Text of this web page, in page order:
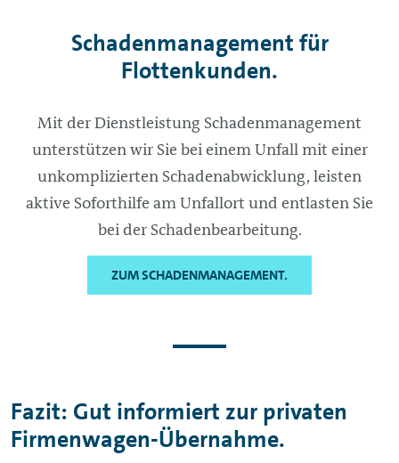
Schadenmanagement für
Flottenkunden.
Mit der Dienstleistung Schadenmanagement
unterstützen wir Sie bei einem Unfall mit einer
unkomplizierten Schadenabwicklung, leisten
aktive Soforthilfe am Unfallort und entlasten Sie
bei der Schadenbearbeitung.
ZUM SCHADENMANAGEMENT.
Fazit: Gut informiert zur privaten
Firmenwagen-Übernahme.